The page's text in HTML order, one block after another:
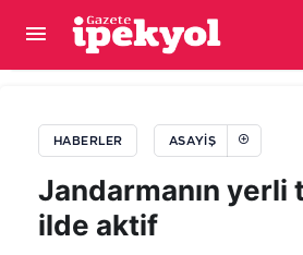
HABERLER ASAYIŞ
Jandarmanın yerli
ilde aktif
Siverek'te tehlikeli kavşak can